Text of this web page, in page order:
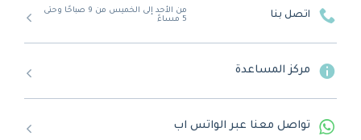
اتصل بنا
من الأحد إلى الخميس من 9 صباحًا وحتى
5 مساءً
مركز المساعدة
تواصل معنا عبر الواتس اب